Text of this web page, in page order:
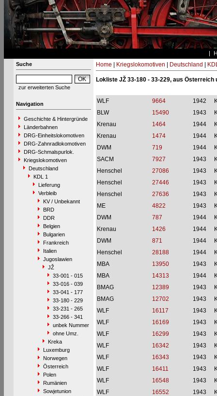
Suche
zur erweiterten Suche
Navigation
Geschichte & Hintergründe
Länderbahnen
DRG-Einheitslokomotiven
DRG-Zahnradlokomotiven
DRG-Schmalspurlok.
Kriegslokomotiven
Deutschland
KDL 1
Lieferung
Verbleib
KV / Unbekannt
BRD
DDR
Belgien
Bulgarien
Frankreich
Italien
Jugoslawien
JŽ
33-001 - 015
33-016 - 039
33-041 - 177
33-180 - 229
33-231 - 265
33-266 - 341
unbek Nummer
ohne Umz.
Kreka
Luxemburg
Norwegen
Österreich
Polen
Rumänien
Sowjetunion
Home Kriegslokomotiven Deutschland
Lokliste JŽ 33-180 - 33-229, aus Österreich
WLF 9664 1942
BLW
15490 1943
Krenau
1464 1944
Krenau
1474 1944
DWM
719 1944
SACM
7927 1943
Henschel
27086 1943
Henschel
27446 1943
Henschel
27636 1943
ME
4822 1943
DWM
787 1944
Krenau
1426 1944
DWM
871 1944
Henschel
28188 1944
MBA
13950 1943
MBA
14313 1944
BMAG
12389 1943
BMAG
12702 1943
WLF
16117 1943
WLF
16169 1943
WLF
16299 1943
WLF
16342 1943
WLF
16343 1943
WLF
16411 1943
WLF
16548 1943
WLF
16552 1943